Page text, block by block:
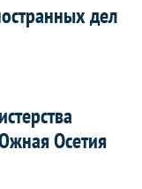
дел
Осетия